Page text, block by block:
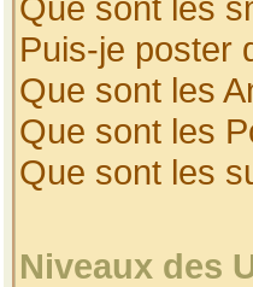
Puis-je poster
Que sont les
Que sont les
Que sont les
Niveaux des